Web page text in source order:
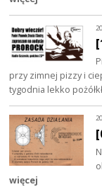
przy zimnej pizzy i
tygodnia lekko
więcej